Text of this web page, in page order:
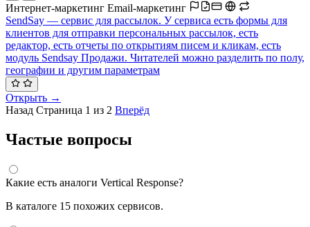
Интернет-маркетинг Email-маркетинг
SendSay — cервис для рассылок. У сервиса есть формы для
клиентов для отправки персональных рассылок, есть
редактор, есть отчеты по открытиям писем и кликам, есть
модуль Sendsay Продажи. Читателей можно разделить по полу,
географии и другим параметрам
Открыть →
Назад Страница 1 из 2 Вперёд
Частые вопросы
Какие есть аналоги Vertical Response?
В каталоге 15 похожих сервисов.